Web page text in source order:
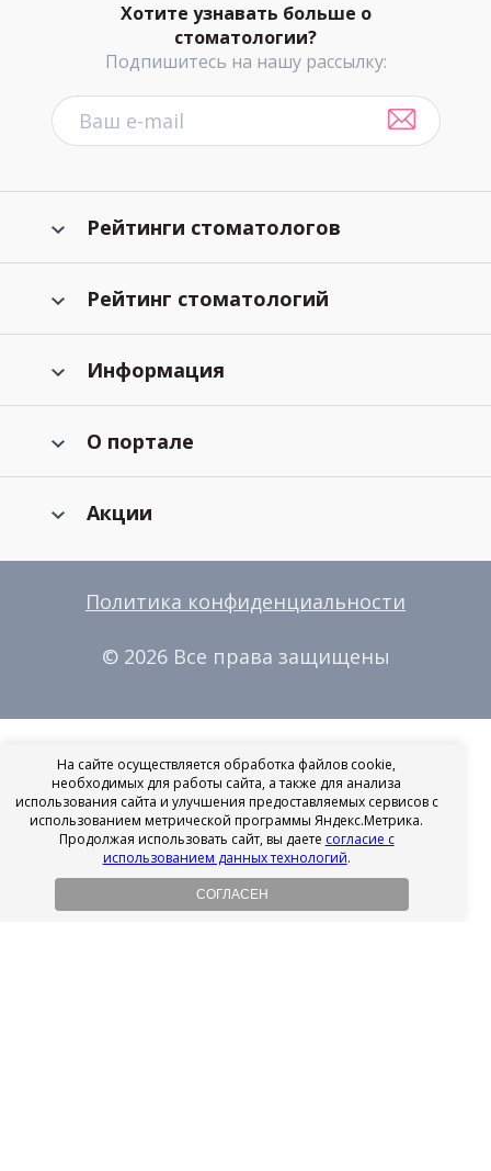
Хотите узнавать больше о
стоматологии?
Подпишитесь на нашу рассылку:
Рейтинги стоматологов
Рейтинг стоматологий
Информация
О портале
Акции
Политика конфиденциальности
© 2026 Все права защищены
На сайте осуществляется обработка файлов cookie,
необходимых для работы сайта, а также для анализа
использования сайта и улучшения предоставляемых сервисов с
использованием метрической программы Яндекс.Метрика.
Продолжая использовать сайт, вы даете согласие с
использованием данных технологий.
СОГЛАСЕН